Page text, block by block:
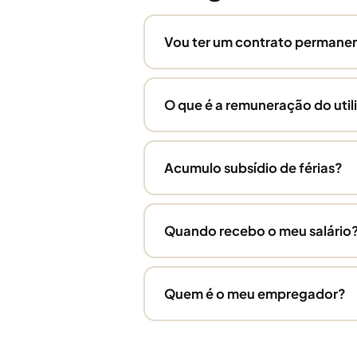
Vou ter um contrato
O que é a remuneração do
Acumulo subsídio de férias?
Quando recebo o meu
Quem é o meu empregador?